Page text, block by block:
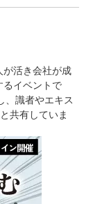
活き会社が成
イベントで
、識者やエキス
共有していま